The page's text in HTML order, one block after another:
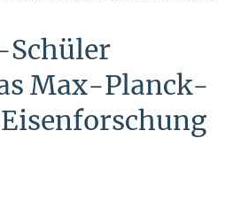
Max-Planck-